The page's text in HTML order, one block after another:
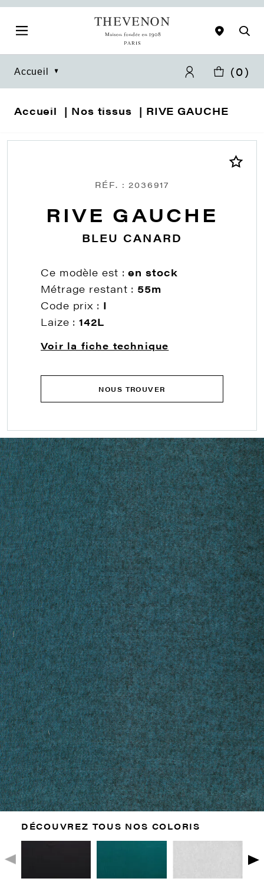
Accueil (0)
Accueil Nos tissus RIVE GAUCHE
RÉF. : 2036917
RIVE GAUCHE
BLEU CANARD
Ce modèle est :en stock
Métrage restant : 55m
Code prix : I
Laize :142L
Voir la fiche technique
NOUS TROUVER
DÉCOUVREZ TOUS NOS COLORIS